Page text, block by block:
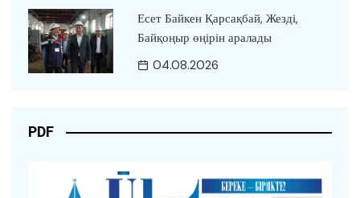
Есет Байкен Қарсақбай, Жезді,
Байқоңыр өңірін аралады
04.08.2026
PDF